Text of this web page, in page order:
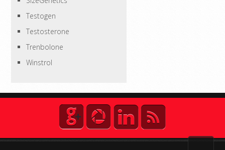
Testogen
Testosterone
Trenbolone
Winstrol